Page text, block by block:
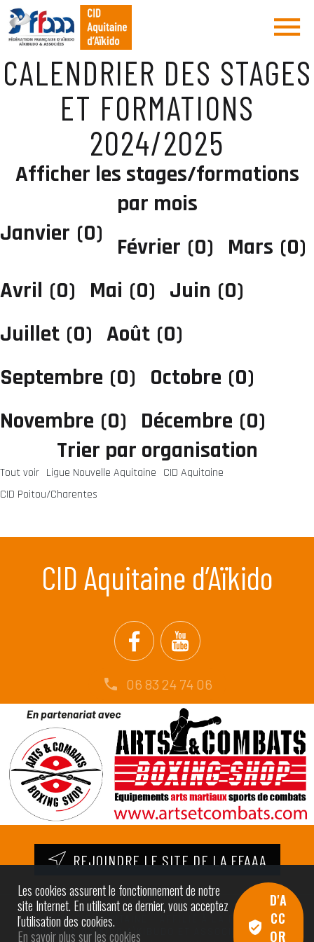
CALENDRIER DES STAGES
ET FORMATIONS
2024/2025
Afficher les stages/formations
par mois
Janvier (0) Février (0) Mars (0)
Avril (0) Mai (0) Juin (0)
Juillet (0) Août (0)
Septembre (0) Octobre (0)
Novembre (0) Décembre (0)
Trier par organisation
Tout voir Ligue Nouvelle Aquitaine CID Aquitaine
CID Poitou/Charentes
CID Aquitaine d’Aïkido
06 83 24 74 06
REJOINDRE LE SITE DE LA FFAAA
© AÏKIDO CID AQUITAINE - AFFILIÉ À LA FÉDÉRATION
FRANÇAISE D’AÏKIDO AÏKIBUDO ET ASSOCIÉS (FFAAA) |
Les cookies assurent le fonctionnement de notre
site Internet. En utilisant ce dernier, vous acceptez
l'utilisation des cookies.
En savoir plus sur les cookies
D'A
CC
OR